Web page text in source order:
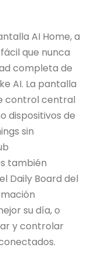
AI Home, a
que nunca
completa de
AI. La pantalla
control central
dispositivos de
sin
también
Daily Board del
su día, o
y controlar